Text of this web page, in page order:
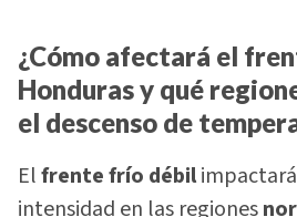
¿Cómo afectará el
Honduras y qué
el descenso de
Elfrente frío débil
intensidad en las regiones